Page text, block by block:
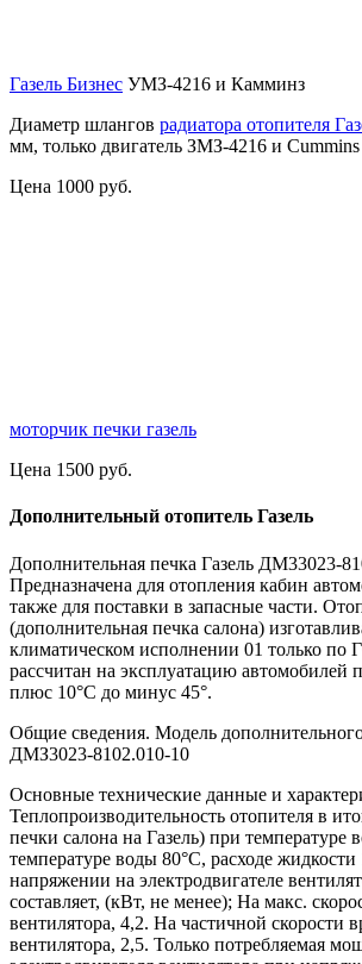
Газель Бизнес УМЗ-4216 и Камминз
Диаметр шлангов радиатора отопителя
мм, только двигатель ЗМЗ-4216 и
Цена 1000 руб.
моторчик печки газель
Цена 1500 руб.
Дополнительный отопитель Газель
Дополнительная печка Газель ДМ33023-
Предназначена для отопления кабин
также для поставки в запасные части.
(дополнительная печка салона)
климатическом исполнении 01 только по
рассчитан на эксплуатацию автомобилей
плюс 10°С до минус 45°.
Общие сведения. Модель
ДМЗ3023-8102.010-10
Основные технические данные и
Теплопроизводительность отопителя в
печки салона на Газель) при температуре
температуре воды 80°С, расходе жидкости
напряжении на электродвигателе
составляет, (кВт, не менее); На макс.
вентилятора, 4,2. На частичной скорости
вентилятора, 2,5. Только потребляемая